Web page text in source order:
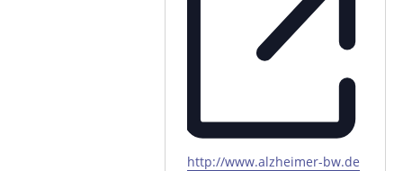
Webseite
http://www.alzheimer-bw.de